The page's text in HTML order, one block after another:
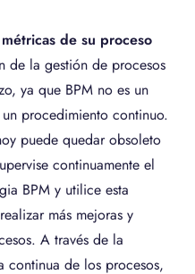
de su proceso
de la gestión de procesos
ya que BPM no es un
procedimiento continuo.
puede quedar obsoleto
continuamente el
BPM y utilice esta
más mejoras y
A través de la
continua de los procesos,